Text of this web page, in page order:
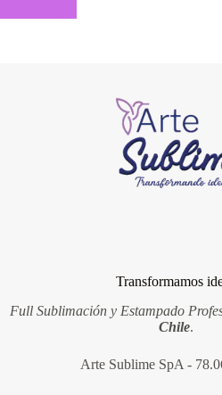
Transformamos
Full Sublimación y Estampado
Chile.
Arte Sublime SpA -